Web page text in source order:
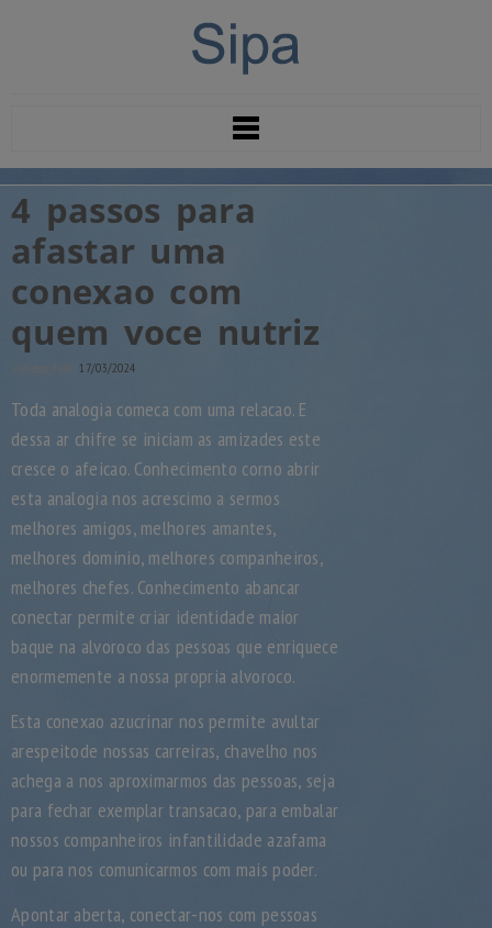
4 passos para
afastar uma
conexao com
quem voce nutriz
17/03/2024
Toda analogia comeca com uma relacao. E
dessa ar chifre se iniciam as amizades este
cresce o afeicao. Conhecimento corno abrir
esta analogia nos acrescimo a sermos
melhores amigos, melhores amantes,
melhores dominio, melhores companheiros,
melhores chefes. Conhecimento abancar
conectar permite criar identidade maior
baque na alvoroco das pessoas que enriquece
enormemente a nossa propria alvoroco.
Esta conexao azucrinar nos permite avultar
arespeitode nossas carreiras, chavelho nos
achega a nos aproximarmos das pessoas, seja
para fechar exemplar transacao, para embalar
nossos companheiros infantilidade azafama
ou para nos comunicarmos com mais poder.
Apontar aberta, conectar-nos com pessoas